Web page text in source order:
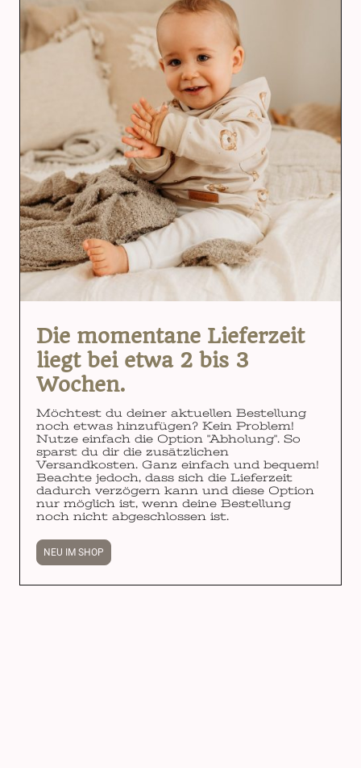
Die momentane Lieferzeit
liegt bei etwa 2 bis 3
Wochen.
Möchtest du deiner aktuellen Bestellung
noch etwas hinzufügen? Kein Problem!
Nutze einfach die Option "Abholung". So
sparst du dir die zusätzlichen
Versandkosten. Ganz einfach und bequem!
Beachte jedoch, dass sich die Lieferzeit
dadurch verzögern kann und diese Option
nur möglich ist, wenn deine Bestellung
noch nicht abgeschlossen ist.
NEU IM SHOP